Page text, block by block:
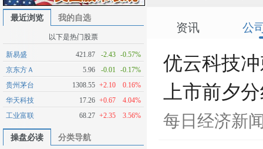
最近浏览 我的自选
以下是热门股票
新易盛 421.87 -2.43 -0.57%
京东方Ａ
5.96 -0.01
-0.17%
贵州茅台
1308.55 +2.10
0.16%
华天科技
17.26 +0.67
4.04%
工业富联
68.27 +2.35 3.56%
操盘必读 分类导航
资讯 公
优云科技
上市前夕
每日经济新